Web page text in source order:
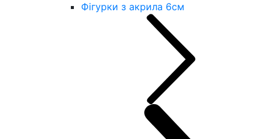
Фігурки з акрила 6см